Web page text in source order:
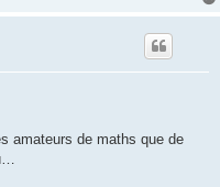
amateurs de maths que de